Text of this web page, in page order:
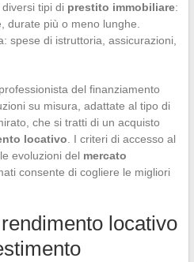
tipi di prestito immobiliare:
durate più o meno lunghe.
spese di istruttoria, assicurazioni,
del finanziamento
su misura, adattate al tipo di
che si tratti di un acquisto
locativo . I criteri di accesso al
evoluzioni del mercato
consente di cogliere le migliori
locativo